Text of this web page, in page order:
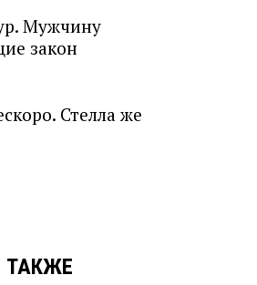
Мужчину
закон
Стелла же
ТАКЖЕ